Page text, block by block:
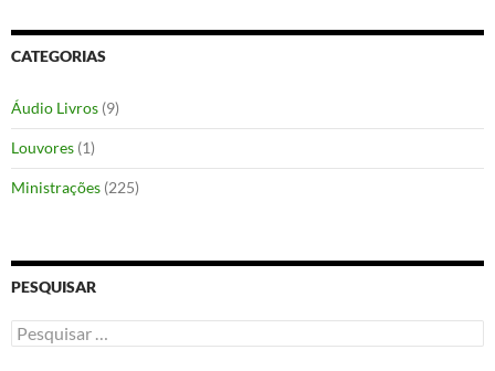
CATEGORIAS
Áudio Livros (9)
Louvores (1)
Ministrações (225)
PESQUISAR
Pesquisar
por: